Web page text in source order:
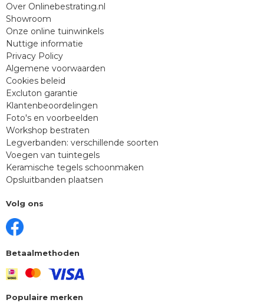
Over Onlinebestrating.nl
Showroom
Onze online tuinwinkels
Nuttige informatie
Privacy Policy
Algemene voorwaarden
Cookies beleid
Excluton garantie
Klantenbeoordelingen
Foto's en voorbeelden
Workshop bestraten
Legverbanden: verschillende soorten
Voegen van tuintegels
Keramische tegels schoonmaken
Opsluitbanden plaatsen
Volg ons
Betaalmethoden
Populaire merken